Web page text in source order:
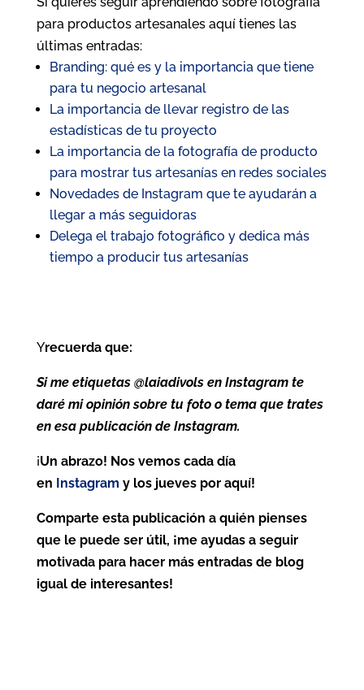
para productos artesanales aquí tienes las
últimas entradas:
Branding: qué es y la importancia que tiene
para tu negocio artesanal
La importancia de llevar registro de las
estadísticas de tu proyecto
La importancia de la fotografía de producto
para mostrar tus artesanías en redes sociales
Novedades de Instagram que te ayudarán a
llegar a más seguidoras
Delega el trabajo fotográfico y dedica más
tiempo a producir tus artesanías
Yrecuerda que:
Si me etiquetas @laiadivols en Instagram te
daré mi opinión sobre tu foto o tema que trates
en esa publicación de Instagram.
¡Un abrazo! Nos vemos cada día
en Instagram y los jueves por aquí!
Comparte esta publicación a quién pienses
que le puede ser útil, ¡me ayudas a seguir
motivada para hacer más entradas de blog
igual de interesantes!